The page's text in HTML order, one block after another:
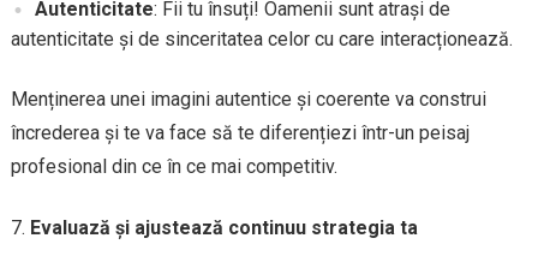
Autenticitate: Fii tu însuți! Oamenii sunt atrași de
autenticitate și de sinceritatea celor cu care interacționează.
Menținerea unei imagini autentice și coerente va construi
încrederea și te va face să te diferențiezi într-un peisaj
profesional din ce în ce mai competitiv.
Evaluază și ajustează continuu strategia ta